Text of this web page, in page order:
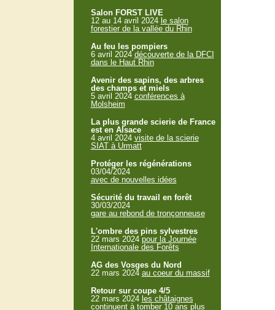
Salon FORST LIVE
12 au 14 avril 2024 le salon
forestier de la vallée du Rhin
Au feu les pompiers
6 avril 2024 découverte de la DFCI
dans le Haut Rhin
Avenir des sapins, des arbres
des champs et miels
5 avril 2024 conférences à
Molsheim
La plus grande scierie de France
est en Alsace
4 avril 2024 visite de la scierie
SIAT à Urmatt
Protéger les régénérations
03/04/2024
avec de nouvelles idées
Sécurité du travail en forêt
30/03/2024
gare au rebond de tronçonneuse
L'ombre des pins sylvestres
22 mars 2024 pour la Journée
Internationale des Forêts
AG des Vosges du Nord
22 mars 2024 au coeur du massif
Retour sur coupe 4/5
22 mars 2024 les châtaignes
continuent à tomber 10 ans plus